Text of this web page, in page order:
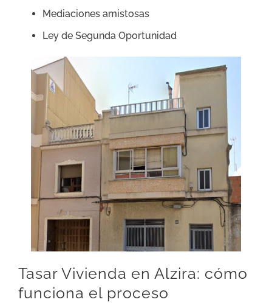
Mediaciones amistosas
Ley de Segunda Oportunidad
Tasar Vivienda en Alzira: cómo
funciona el proceso